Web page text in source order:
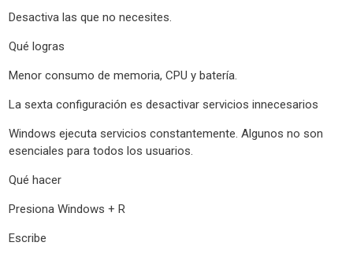
Desactiva las que no necesites.
Qué logras
Menor consumo de memoria, CPU y batería.
La sexta configuración es desactivar servicios innecesarios
Windows ejecuta servicios constantemente. Algunos no son
esenciales para todos los usuarios.
Qué hacer
Presiona Windows + R
Escribe